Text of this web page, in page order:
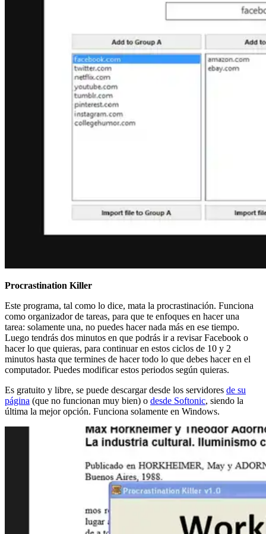
Procrastination Killer
Este programa, tal como lo dice, mata la procrastinación. Funciona
como organizador de tareas, para que te enfoques en hacer una
tarea: solamente una, no puedes hacer nada más en ese tiempo.
Luego tendrás dos minutos en que podrás ir a revisar Facebook o
hacer lo que quieras, para continuar en estos ciclos de 10 y 2
minutos hasta que termines de hacer todo lo que debes hacer en el
computador. Puedes modificar estos periodos según quieras.
Es gratuito y libre, se puede descargar desde los servidores de su
página (que no funcionan muy bien) o desde Softonic, siendo la
última la mejor opción. Funciona solamente en Windows.